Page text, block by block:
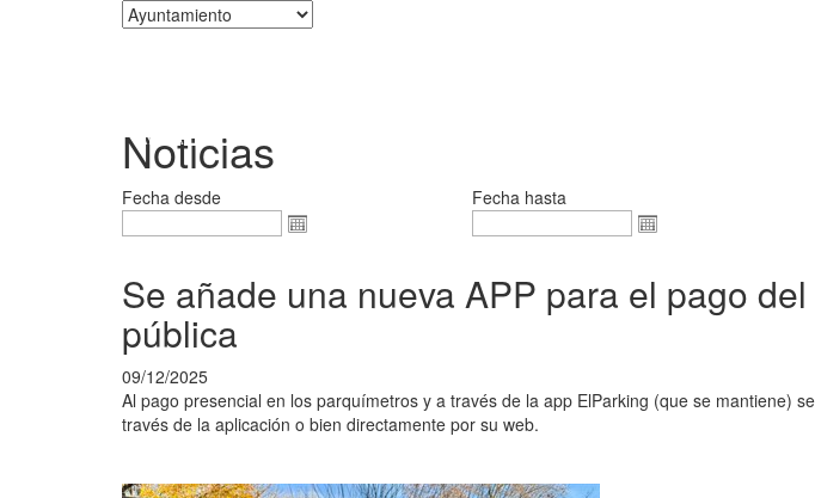
Noticias
Fecha desde Fecha hasta
Se añade una nueva APP para el pago
pública
09/12/2025
Al pago presencial en los parquímetros y a través de la app ElParking (que se mantiene)
través de la aplicación o bien directamente por su web.